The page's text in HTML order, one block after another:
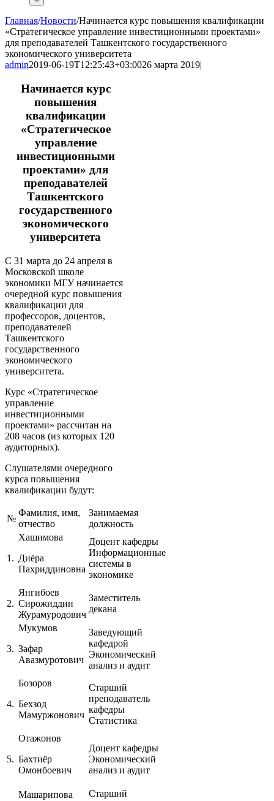
Главная/Новости/Начинается курс повышения квалификации
«Стратегическое управление инвестиционными проектами»
для преподавателей Ташкентского государственного
экономического университета
admin2019-06-19T12:25:43+03:0026 марта 2019|
Начинается курс
повышения
квалификации
«Стратегическое
управление
инвестиционными
проектами» для
преподавателей
Ташкентского
государственного
экономического
университета
С 31 марта до 24 апреля в
Московской школе
экономики МГУ начинается
очередной курс повышения
квалификации для
профессоров, доцентов,
преподавателей
Ташкентского
государственного
экономического
университета.
Курс «Стратегическое
управление
инвестиционными
проектами» рассчитан на
208 часов (из которых 120
аудиторных).
Слушателями очередного
курса повышения
квалификации будут:
№
Фамилия, имя,
отчество
Занимаемая
должность
1.
Хашимова
Диёра
Пахриддиновна
Доцент кафедры
Информационные
системы в
экономике
2.
Янгибоев
Сирожиддин
Журамуродович
Заместитель
декана
3.
Мукумов
Зафар
Авазмуротович
Заведующий
кафедрой
Экономический
анализ и аудит
4.
Бозоров
Бехзод
Мамуржонович
Старший
преподаватель
кафедры
Статистика
5.
Отажонов
Бахтиёр
Омонбоевич
Доцент кафедры
Экономический
анализ и аудит
Машарипова
Старший